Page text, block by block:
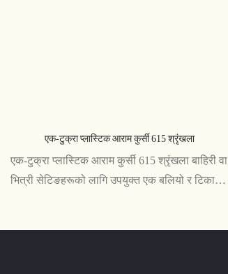
एक-टुक्रा प्लास्टिक आराम कुर्सी 615 श्रृंखला
एक-टुक्रा प्लास्टिक आराम कुर्सी 615 श्रृंखला बाहिरी वा
भित्री सेटिङहरूको लागि उपयुक्त एक बलियो र टिकाऊ